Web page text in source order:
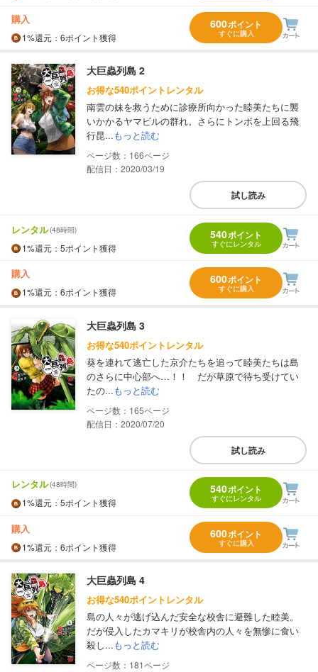
購入
1%還元 ：6ポイント獲得
600ポイント
すぐに購入
大巨蟲列島 2
お得な540ポイントレンタル
南雲の妹を救うために診療所向かった睦美たちに襲
いかかるヤマビルの群れ。さらにトンボを上回る飛
行昆...もっと読む
166
配信日：2020/03/19
試し読み
レンタル(48時間)
1%還元 ：5ポイント獲得
540ポイント
すぐにレンタル
購入
1%還元 ：6ポイント獲得
600ポイント
すぐに購入
大巨蟲列島 3
お得な540ポイントレンタル
葵を連れて逃亡した京介たちを追って睦美たちは島
のさらに中心部へ…！！ だが草原で待ち受けてい
たの...もっと読む
165
配信日：2020/07/20
試し読み
レンタル(48時間)
1%還元 ：5ポイント獲得
540ポイント
すぐにレンタル
購入
1%還元 ：6ポイント獲得
600ポイント
すぐに購入
大巨蟲列島 4
お得な540ポイントレンタル
島の人々が逃げ込んだ安全な校舎に避難した睦美。
だが侵入したカマキリが校舎内の人々を無惨に食い
殺し...もっと読む
181